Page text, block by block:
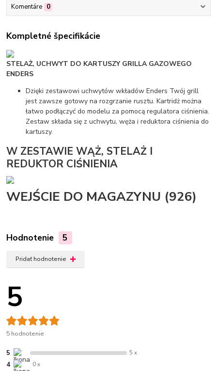
Komentáre 0
Kompletné špecifikácie
STELAŻ, UCHWYT DO KARTUSZY GRILLA GAZOWEGO
ENDERS
Dzięki zestawowi uchwytów wkładów Enders Twój grill
jest zawsze gotowy na rozgrzanie rusztu. Kartridż można
łatwo podłączyć do modelu za pomocą regulatora ciśnienia.
Zestaw składa się z uchwytu, węża i reduktora ciśnienia do
kartuszy.
W ZESTAWIE WĄŻ, STELAŻ I
REDUKTOR CIŚNIENIA
WEJŚCIE DO MAGAZYNU (926)
Hodnotenie 5
Pridať hodnotenie
5
5 hodnotenie
5 5 x
4 0 x